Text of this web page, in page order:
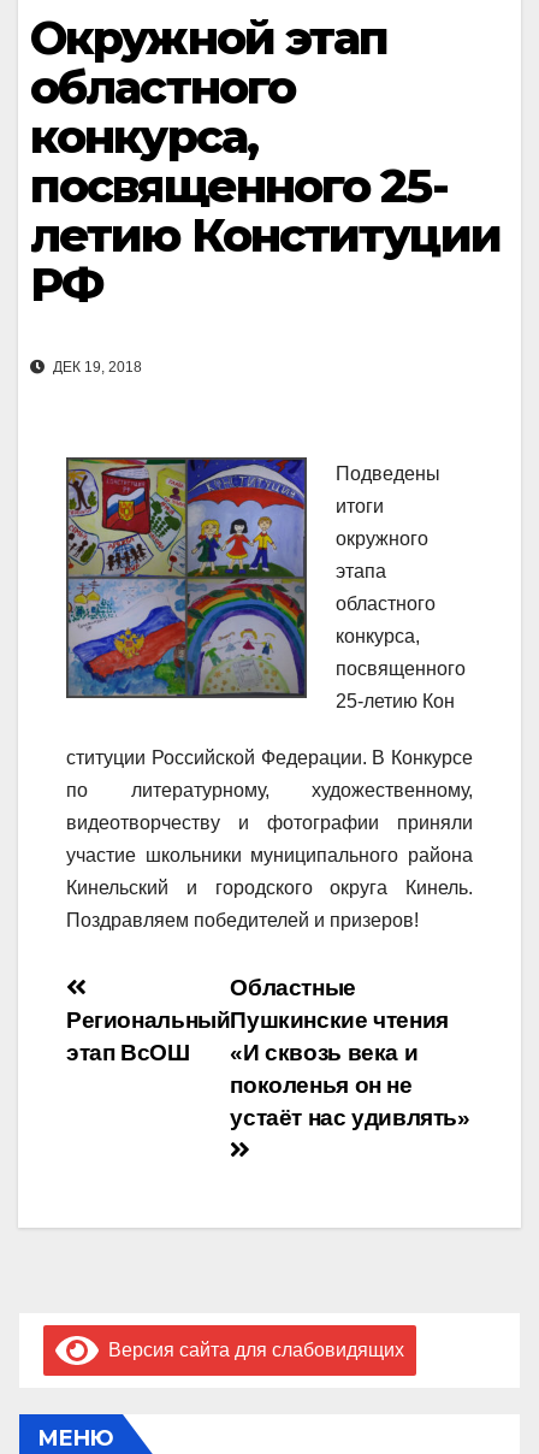
Окружной этап
областного
конкурса,
посвященного 25-
летию Конституции
РФ
ДЕК 19, 2018
Подведены
итоги
окружного
этапа
областного
конкурса,
посвященного
25-летию Кон
ституции Российской Федерации. В Конкурсе
по литературному, художественному,
видеотворчеству и фотографии приняли
участие школьники муниципального района
Кинельский и городского округа Кинель.
Поздравляем победителей и призеров!
Навигация
по
Областные
Пушкинские чтения
«И сквозь века и
поколенья он не
устаёт нас удивлять»
Региональный
этап ВсОШ
Версия сайта для слабовидящих
МЕНЮ